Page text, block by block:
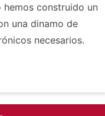
construido un
una dinamo de
necesarios.